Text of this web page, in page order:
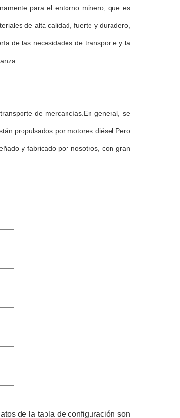
para el entorno minero, que es
de alta calidad, fuerte y duradero,
de las necesidades de transporte.y la
de mercancías.En general, se
propulsados por motores diésel.Pero
y fabricado por nosotros, con gran
de la tabla de configuración son